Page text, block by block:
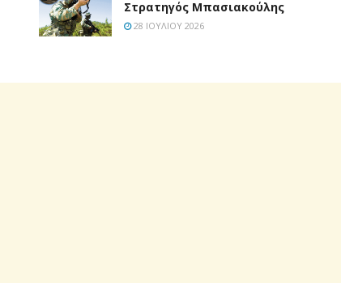
Στρατηγός Μπασιακούλης
28 ΙΟΥΛΊΟΥ 2026